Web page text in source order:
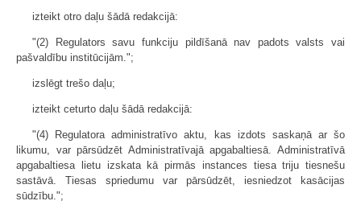
izteikt otro daļu šādā redakcijā:
"(2) Regulators savu funkciju pildīšanā nav padots valsts vai
pašvaldību institūcijām.";
izslēgt trešo daļu;
izteikt ceturto daļu šādā redakcijā:
"(4) Regulatora administratīvo aktu, kas izdots saskaņā ar šo
likumu, var pārsūdzēt Administratīvajā apgabaltiesā. Administratīvā
apgabaltiesa lietu izskata kā pirmās instances tiesa triju tiesnešu
sastāvā. Tiesas spriedumu var pārsūdzēt, iesniedzot kasācijas
sūdzību.";